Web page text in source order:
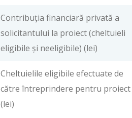
Contribuţia financiară privată a
solicitantului la proiect (cheltuieli
eligibile şi neeligibile) (lei)
Cheltuielile eligibile efectuate de
către întreprindere pentru proiect
(lei)